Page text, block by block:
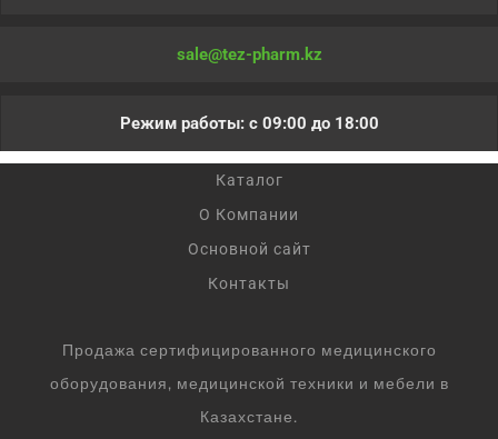
sale@tez-pharm.kz
Режим работы: с 09:00 до 18:00
Каталог
О Компании
Основной сайт
Контакты
Продажа сертифицированного медицинского
оборудования, медицинской техники и мебели в
Казахстане.